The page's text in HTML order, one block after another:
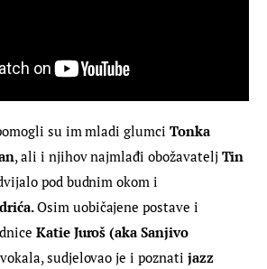
su im mladi glumci Tonka
, ali i njihov najmlađi obožavatelj Tin
pod budnim okom i
Osim uobičajene postave i
Katie Juroš (aka Sanjivo
sudjelovao je i poznati jazz